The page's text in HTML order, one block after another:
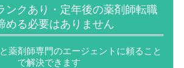
ンクあり・定年後の薬剤師転職
める必要はありません
薬剤師専門のエージェントに頼ること
で解決できます